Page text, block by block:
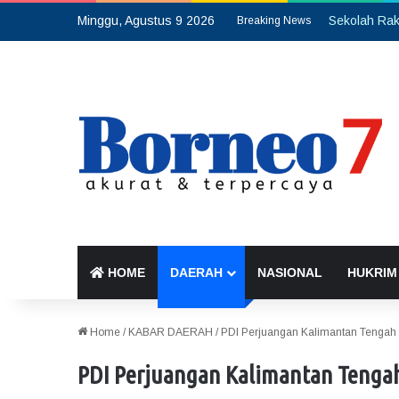
Minggu, Agustus 9 2026 Breaking News
HOME DAERAH NASIONAL HUKRIM
Home / KABAR DAERAH / PDI Perjuangan Kalimantan
PDI Perjuangan Kalimantan